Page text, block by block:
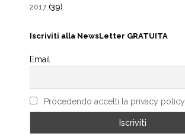
2017 (39)
Iscriviti alla NewsLetter GRATUITA
Email
Procedendo accetti la privacy policy